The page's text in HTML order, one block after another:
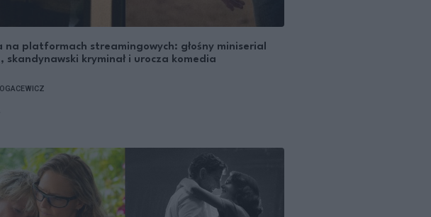
na platformach streamingowych: głośny miniserial
skandynawski kryminał i urocza komedia